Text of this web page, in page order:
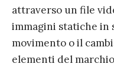
attraverso un file
immagini statiche in
movimento o il
elementi del